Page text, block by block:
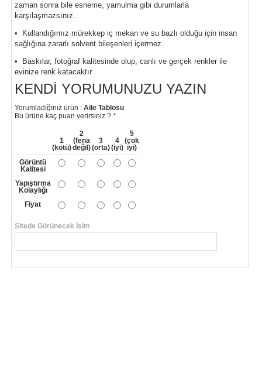
zaman sonra bile esneme, yamulma gibi durumlarla
karşılaşmazsınız.
• Kullandığımız mürekkep iç mekan ve su bazlı olduğu için insan
sağlığına zararlı solvent bileşenleri içermez.
• Baskılar, fotoğraf kalitesinde olup, canlı ve gerçek renkler ile
evinize renk katacaktır.
KENDI YORUMUNUZU YAZIN
Yorumladığınız ürün : Aile Tablosu
Bu ürüne kaç puan verirsiniz ? *
1
(kötü)
2
(fena
değil)
3
(orta)
4
(iyi)
5
(çok
iyi)
Görüntü
Kalitesi
Yapıştırma
Kolaylığı
Fiyat
Sitede Görünecek İsim